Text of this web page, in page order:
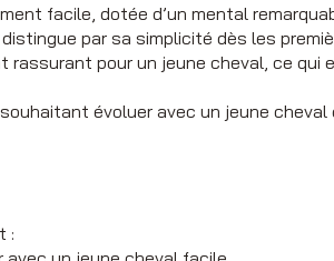
facile, dotée d’un mental
par sa simplicité dès les
pour un jeune cheval, ce qui
évoluer avec un jeune
: